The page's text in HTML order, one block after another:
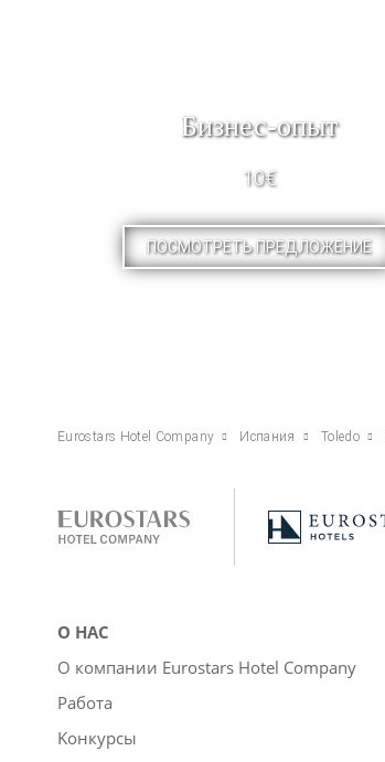
Бизнес-опыт
10€
ПОСМОТРЕТЬ ПРЕДЛОЖЕНИЕ
Eurostars Hotel Company Испания Toledo
О НАС
О компании Eurostars Hotel Company
Работа
Kонкурсы